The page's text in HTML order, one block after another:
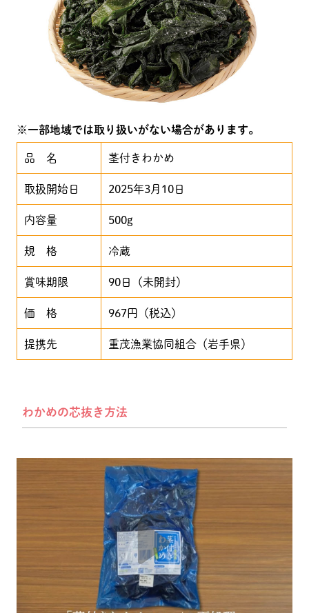
※一部地域では取り扱いがない場合があります。
品 名 茎付きわかめ
取扱開始日 2025年3月10日
内容量 500g
規 格 冷蔵
賞味期限 90日（未開封）
価 格 967円（税込）
提携先 重茂漁業協同組合（岩手県）
わかめの芯抜き方法